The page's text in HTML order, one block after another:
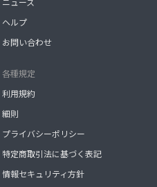
ヘルプ
お問い合わせ
各種規定
利用規約
細則
プライバシーポリシー
特定商取引法に基づく表記
情報セキュリティ方針